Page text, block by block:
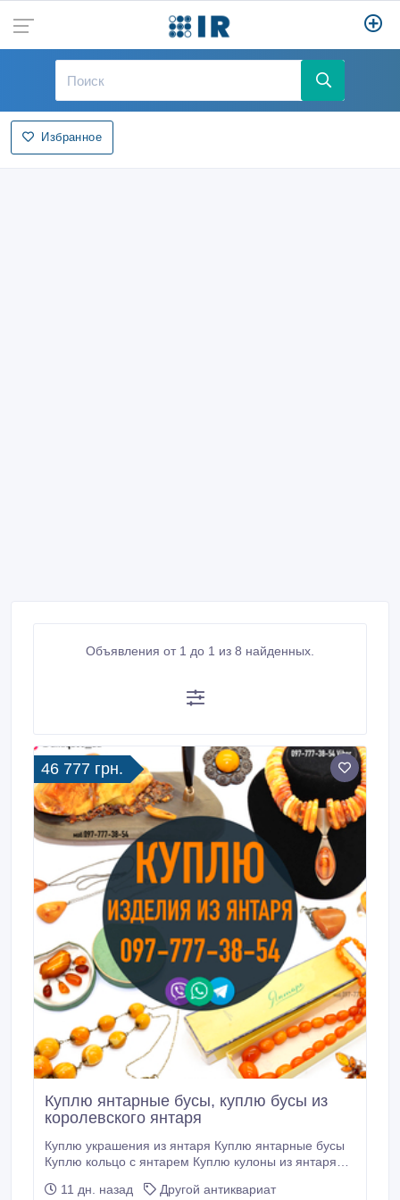
Избранное
Объявления от 1 до 1 из 8 найденных.
46 777 грн.
Куплю янтарные бусы, куплю бусы из
королевского янтаря
Куплю украшения из янтаря Куплю янтарные бусы
Куплю кольцо с янтарем Куплю кулоны из янтаря
янтаря Куплю фигурки из янтаря Куплю мундштуки
11 дн. назад
Другой антиквариат